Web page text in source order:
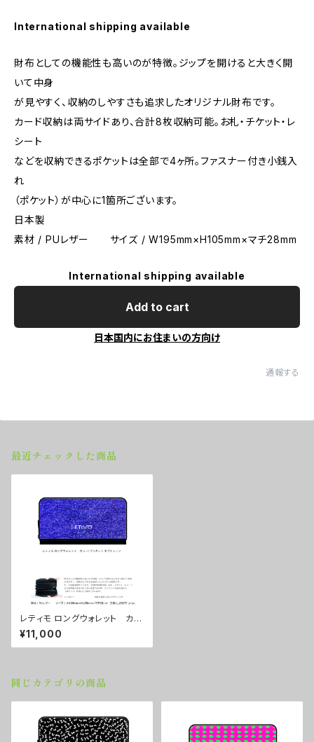
International shipping available
財布としての機能性も高いのが特徴。ジップを開けると大きく開
いて中身
が見やすく、収納のしやすさも追求したオリジナル財布です。
カード収納は両サイドあり、合計8枚収納可能。お札・チケット・レ
シート
などを収納できるポケットは全部で4ヶ所。ファスナー付き小銭入
れ
（ポケット）が中心に1箇所ございます。
日本製
素材 / PUレザー サイズ / W195mm×H105mm×マチ28mm
International shipping available
Add to cart
日本国内にお住まいの方向け
通報する
最近チェックした商品
レティモ ロングウォレット カラ
ー/ プラネットネプチューン ■
配送まで２週間
¥11,000
同じカテゴリの商品